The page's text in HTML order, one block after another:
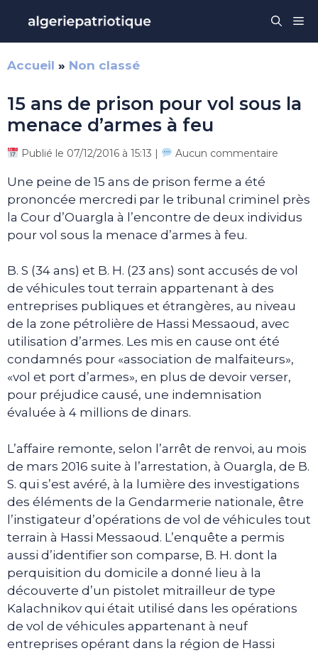
contenu
Accueil » Non classé
15 ans de prison pour vol sous la
menace d’armes à feu
Publié le 07/12/2016 à 15:13 | Aucun commentaire
Une peine de 15 ans de prison ferme a été
prononcée mercredi par le tribunal criminel près
la Cour d’Ouargla à l’encontre de deux individus
pour vol sous la menace d’armes à feu.
B. S (34 ans) et B. H. (23 ans) sont accusés de vol
de véhicules tout terrain appartenant à des
entreprises publiques et étrangères, au niveau
de la zone pétrolière de Hassi Messaoud, avec
utilisation d’armes. Les mis en cause ont été
condamnés pour «association de malfaiteurs»,
«vol et port d’armes», en plus de devoir verser,
pour préjudice causé, une indemnisation
évaluée à 4 millions de dinars.
L’affaire remonte, selon l’arrêt de renvoi, au mois
de mars 2016 suite à l’arrestation, à Ouargla, de B.
S. qui s’est avéré, à la lumière des investigations
des éléments de la Gendarmerie nationale, être
l’instigateur d’opérations de vol de véhicules tout
terrain à Hassi Messaoud. L’enquête a permis
aussi d’identifier son comparse, B. H. dont la
perquisition du domicile a donné lieu à la
découverte d’un pistolet mitrailleur de type
Kalachnikov qui était utilisé dans les opérations
de vol de véhicules appartenant à neuf
entreprises opérant dans la région de Hassi